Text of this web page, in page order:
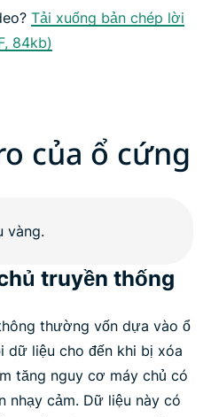
nghệ TrustedServer
Tải xuống bản chép lời
84kb)
của ổ cứng
truyền thống
thường vốn dựa vào ổ
dữ liệu cho đến khi bị xóa
tăng nguy cơ máy chủ có
nhạy cảm. Dữ liệu này có